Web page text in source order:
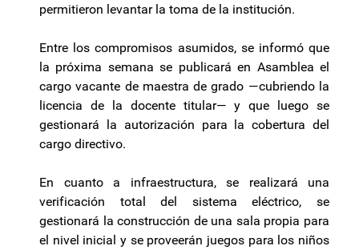
permitieron levantar la toma de la institución.
Entre los compromisos asumidos, se informó que
la próxima semana se publicará en Asamblea el
cargo vacante de maestra de grado —cubriendo la
licencia de la docente titular— y que luego se
gestionará la autorización para la cobertura del
cargo directivo.
En cuanto a infraestructura, se realizará una
verificación total del sistema eléctrico, se
gestionará la construcción de una sala propia para
el nivel inicial y se proveerán juegos para los niños